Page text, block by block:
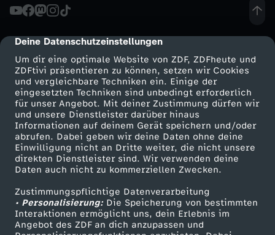
cmp-dialog-description
Deine Datenschutzeinstellungen
Um dir eine optimale Website von ZDF, ZDFheute und
ZDFtivi präsentieren zu können, setzen wir Cookies
und vergleichbare Techniken ein. Einige der
eingesetzten Techniken sind unbedingt erforderlich
für unser Angebot. Mit deiner Zustimmung dürfen wir
und unsere Dienstleister darüber hinaus
Informationen auf deinem Gerät speichern und/oder
abrufen. Dabei geben wir deine Daten ohne deine
Einwilligung nicht an Dritte weiter, die nicht unsere
direkten Dienstleister sind. Wir verwenden deine
Daten auch nicht zu kommerziellen Zwecken.
Zustimmungspflichtige Datenverarbeitung
• Personalisierung:Die Speicherung von bestimmten
Interaktionen ermöglicht uns, dein Erlebnis im
Angebot des ZDF an dich anzupassen und
D
ö
n
e
r
D
o
k
Mehr ZDF
ZDF-Apps
Smart TV
ZDFtext
Livestreams
Sendungen A-Z
TV-Programm
Service
ZDFmitreden
Kontakt zum ZDF
Tickets
Zuschauerservice
Hilfe